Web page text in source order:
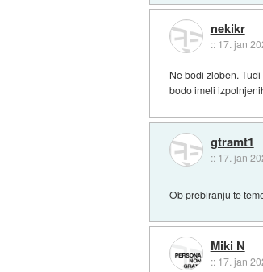
nekikr
:: 17. jan
Ne bodi zloben.
bodo imeli
gtramt1
:: 17. jan
Ob prebiranju te
Miki N
:: 17. jan